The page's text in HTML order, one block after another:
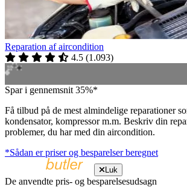
Reparation af aircondition
4.5 (1.093)
Spar i gennemsnit 35%*
Få tilbud på de mest almindelige reparationer
kondensator, kompressor m.m. Beskriv din
problemer, du har med din aircondition.
*Sådan er priser og besparelser beregnet
Luk
De anvendte pris- og besparelsesudsagn